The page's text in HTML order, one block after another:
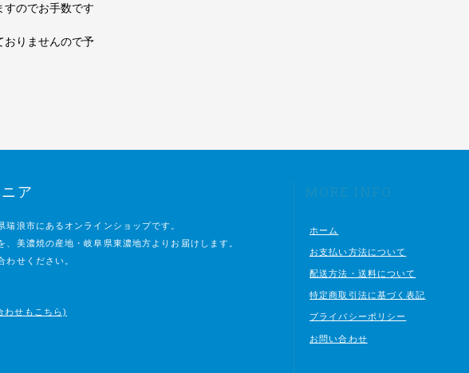
すのでお手数です
おりませんので予
ア
瑞浪市にあるオンラインショップです。
美濃焼の産地・岐阜県東濃地方よりお届けします。
わせください。
わせもこちら)
MORE INFO
ホーム
お支払い方法について
配送方法・送料について
特定商取引法に基づく表記
プライバシーポリシー
お問い合わせ